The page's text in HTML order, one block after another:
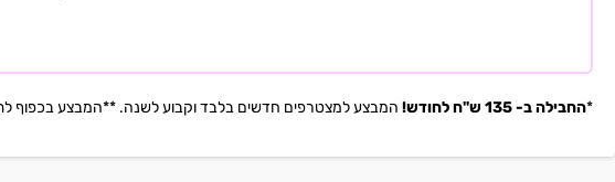
*החבילה ב- 135 ש"ח לחודש! המבצע למצטרפים חדשים בלבד וקבוע לשנה. **המבצע בכפוף